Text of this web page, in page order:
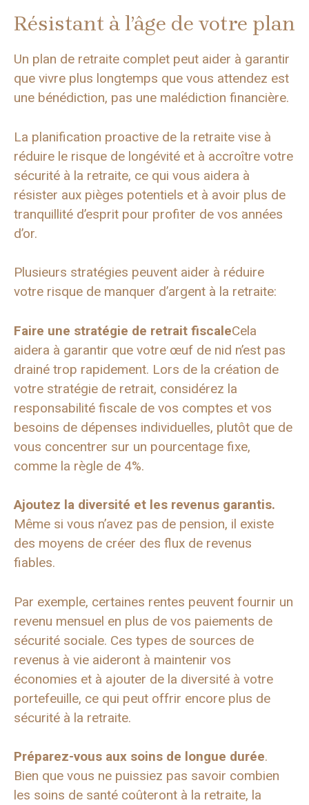
Résistant à l’âge de votre plan
Un plan de retraite complet peut aider à garantir
que vivre plus longtemps que vous attendez est
une bénédiction, pas une malédiction financière.
La planification proactive de la retraite vise à
réduire le risque de longévité et à accroître votre
sécurité à la retraite, ce qui vous aidera à
résister aux pièges potentiels et à avoir plus de
tranquillité d’esprit pour profiter de vos années
d’or.
Plusieurs stratégies peuvent aider à réduire
votre risque de manquer d’argent à la retraite:
Faire une stratégie de retrait fiscaleCela
aidera à garantir que votre œuf de nid n’est pas
drainé trop rapidement. Lors de la création de
votre stratégie de retrait, considérez la
responsabilité fiscale de vos comptes et vos
besoins de dépenses individuelles, plutôt que de
vous concentrer sur un pourcentage fixe,
comme la règle de 4%.
Ajoutez la diversité et les revenus garantis.
Même si vous n’avez pas de pension, il existe
des moyens de créer des flux de revenus
fiables.
Par exemple, certaines rentes peuvent fournir un
revenu mensuel en plus de vos paiements de
sécurité sociale. Ces types de sources de
revenus à vie aideront à maintenir vos
économies et à ajouter de la diversité à votre
portefeuille, ce qui peut offrir encore plus de
sécurité à la retraite.
Préparez-vous aux soins de longue durée.
Bien que vous ne puissiez pas savoir combien
les soins de santé coûteront à la retraite, la